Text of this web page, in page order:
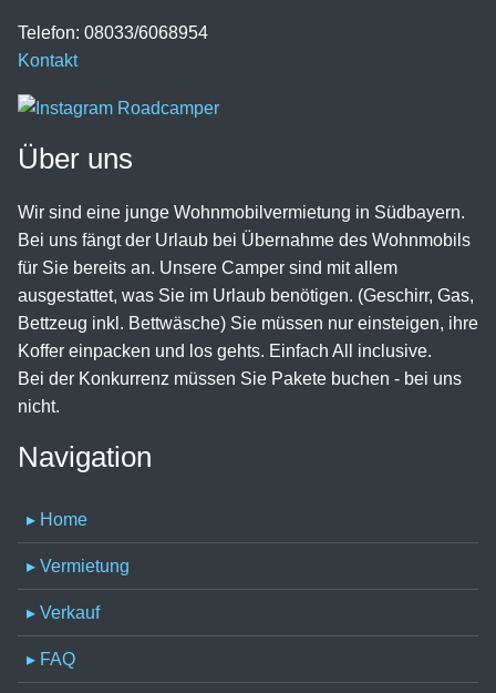
Telefon: 08033/6068954
Kontakt
Über uns
Wir sind eine junge Wohnmobilvermietung in Südbayern.
Bei uns fängt der Urlaub bei Übernahme des Wohnmobils
für Sie bereits an. Unsere Camper sind mit allem
ausgestattet, was Sie im Urlaub benötigen. (Geschirr, Gas,
Bettzeug inkl. Bettwäsche) Sie müssen nur einsteigen, ihre
Koffer einpacken und los gehts. Einfach All inclusive.
Bei der Konkurrenz müssen Sie Pakete buchen - bei uns
nicht.
Navigation
▸ Home
▸ Vermietung
▸ Verkauf
▸ FAQ